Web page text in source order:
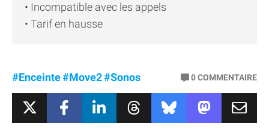
Incompatible avec les appels
Tarif en hausse
#Enceinte#Move2#Sonos 0COMMENTAIRE